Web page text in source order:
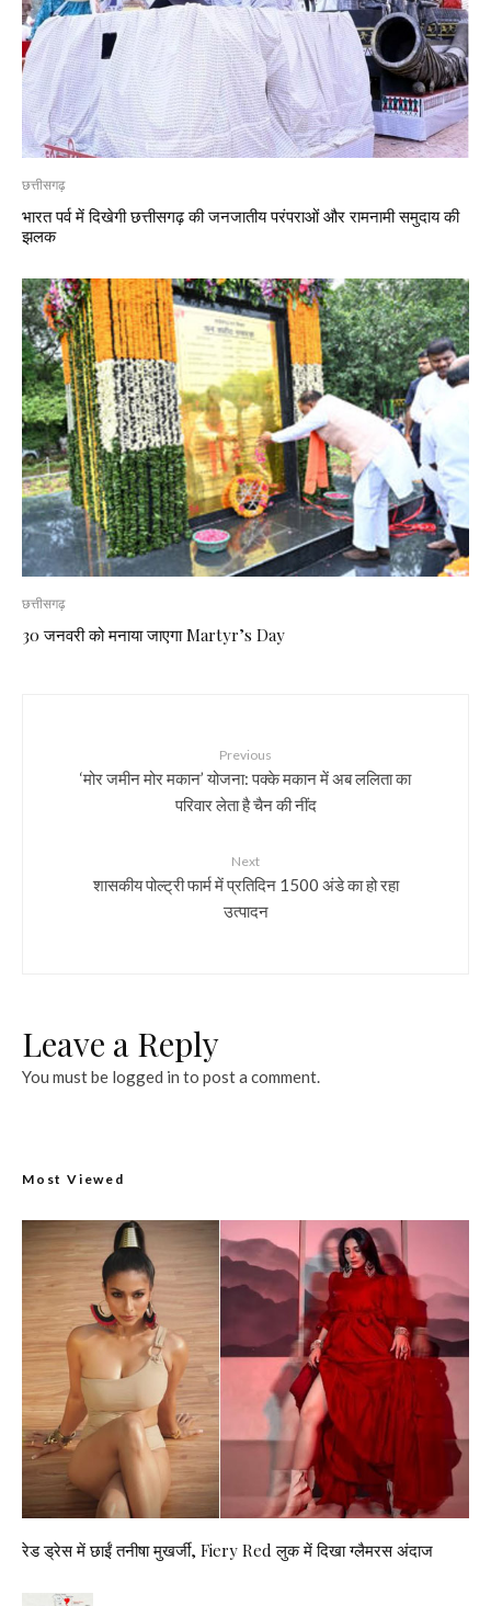
छत्तीसगढ़
भारत पर्व में दिखेगी छत्तीसगढ़ की जनजातीय परंपराओं और रामनामी समुदाय की
झलक
छत्तीसगढ़
30 जनवरी को मनाया जाएगा Martyr’s Day
Previous
‘मोर जमीन मोर मकान’ योजना: पक्के मकान में अब ललिता का
परिवार लेता है चैन की नींद
Next
शासकीय पोल्ट्री फार्म में प्रतिदिन 1500 अंडे का हो रहा
उत्पादन
Leave a Reply
You must be logged in to post a comment.
Most Viewed
रेड ड्रेस में छाईं तनीषा मुखर्जी, Fiery Red लुक में दिखा ग्लैमरस अंदाज